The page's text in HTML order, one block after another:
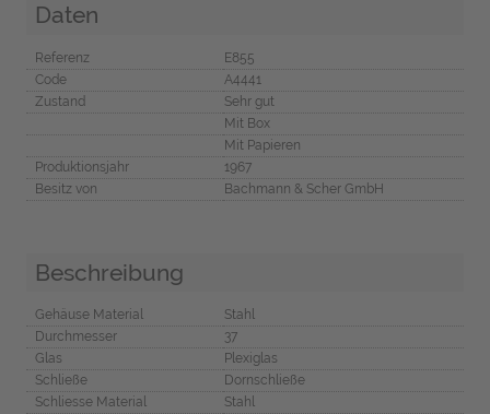
Daten
Referenz
E855
Code
A4441
Zustand
Sehr gut
Mit Box
Mit Papieren
Produktionsjahr
1967
Besitz von
Bachmann & Scher GmbH
Beschreibung
Gehäuse Material
Stahl
Durchmesser
37
Glas
Plexiglas
Schließe
Dornschließe
Schliesse Material
Stahl